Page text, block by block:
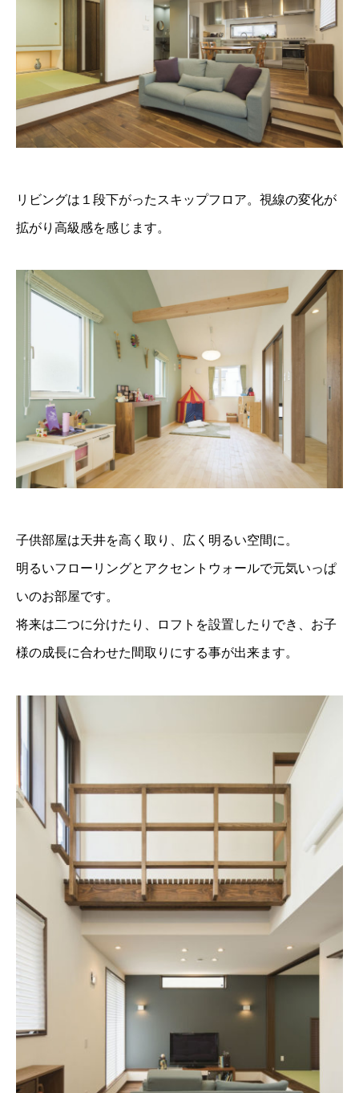
リビングは１段下がったスキップフロア。視線の変化が
拡がり高級感を感じます。
子供部屋は天井を高く取り、広く明るい空間に。
明るいフローリングとアクセントウォールで元気いっぱ
いのお部屋です。
将来は二つに分けたり、ロフトを設置したりでき、お子
様の成長に合わせた間取りにする事が出来ます。